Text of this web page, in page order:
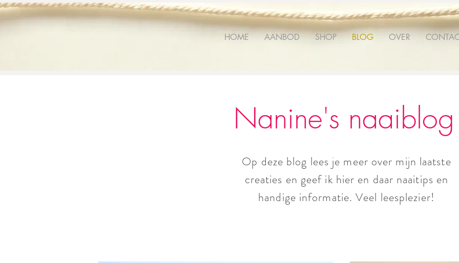
HOME AANBOD SHOP BLOG OVER
Nanine's naaiblog
Op deze blog lees je meer over mijn laatste
creaties en geef ik hier en daar naaitips en
handige informatie. Veel leesplezier!